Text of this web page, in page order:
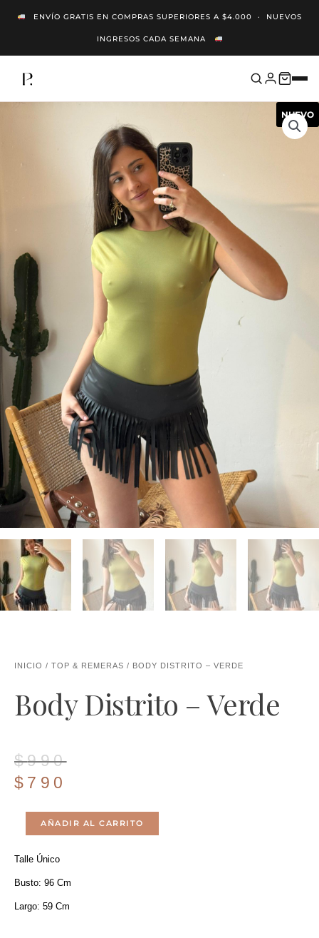
ENVÍO GRATIS EN COMPRAS SUPERIORES A $4.000 · NUEVOS
INGRESOS CADA SEMANA
Contenido
NUEVO
INICIO / TOP & REMERAS / BODY DISTRITO – VERDE
Body Distrito – Verde
$990
El
precio
era:
$990.
$ 790
El
precio
es:
$790.
Body
-
Verde
Cantidad
AÑADIR AL CARRITO
Talle Único
Busto: 96 Cm
Largo: 59 Cm